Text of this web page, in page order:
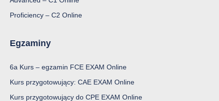
Proficiency – C2 Online
Egzaminy
6a Kurs – egzamin FCE EXAM Online
Kurs przygotowujący: CAE EXAM Online
Kurs przygotowujący do CPE EXAM Online